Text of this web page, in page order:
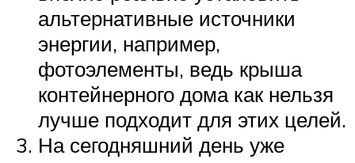
альтернативные источники
энергии, например,
фотоэлементы, ведь крыша
контейнерного дома как нельзя
лучше подходит для этих целей.
На сегодняшний день уже